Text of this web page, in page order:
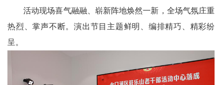
农
天
活动现场喜气融融、崭新阵地焕然一新，全场气氛庄重
热烈、掌声不断。演出节目主题鲜明、编排精巧、精彩纷
呈。